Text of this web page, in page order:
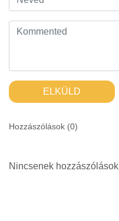
ELKÜLD
Hozzászólások (0)
Nincsenek hozzászólások